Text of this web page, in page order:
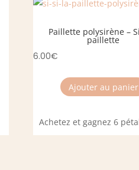
Paillette polysirène –
paillette
6.00€
Ajouter au panier
Achetez et gagnez 6